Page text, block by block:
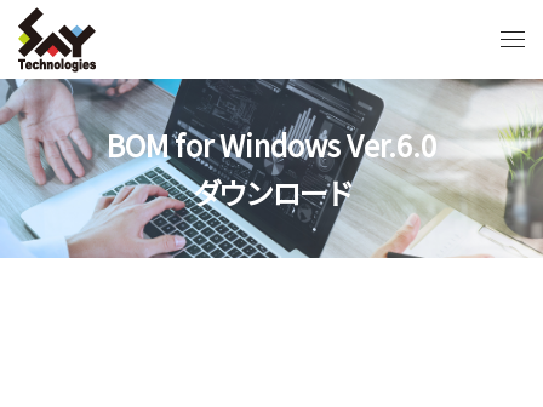
BOM for Windows Ver.6.0
ダウンロード